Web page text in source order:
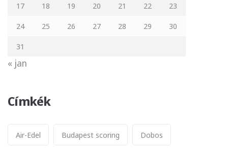
17
18 19 20 21 22
23
24
25 26 27 28 29
30
31
« jan
Címkék
Air-Edel Budapest scoring Dobos